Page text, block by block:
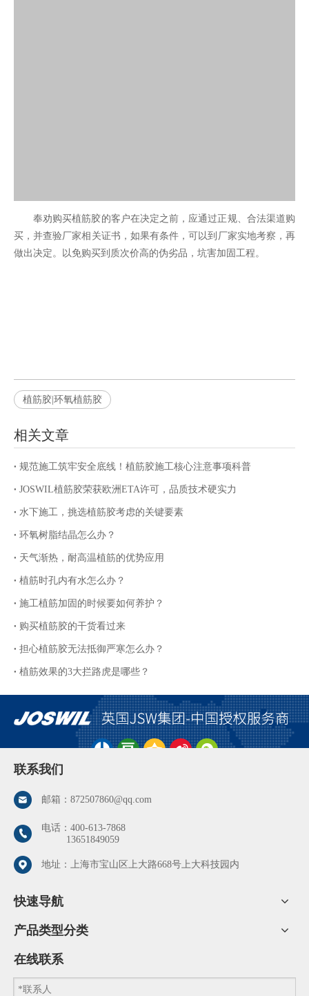
奉劝购买植筋胶的客户在决定之前，应通过正规、合法渠道购
买，并查验厂家相关证书，如果有条件，可以到厂家实地考察，再
做出决定。以免购买到质次价高的伪劣品，坑害加固工程。
植筋胶|环氧植筋胶
相关文章
规范施工筑牢安全底线！植筋胶施工核心注意事项科普
JOSWIL植筋胶荣获欧洲ETA许可，品质技术硬实力
水下施工，挑选植筋胶考虑的关键要素
环氧树脂结晶怎么办？
天气渐热，耐高温植筋的优势应用
植筋时孔内有水怎么办？
施工植筋加固的时候要如何养护？
购买植筋胶的干货看过来
担心植筋胶无法抵御严寒怎么办？
植筋效果的3大拦路虎是哪些？
联系我们
邮箱： 872507860@qq.com
电话： 400-613-7868
13651849059
地址：上海市宝山区上大路668号上大科技园内
快速导航
产品类型分类
在线联系